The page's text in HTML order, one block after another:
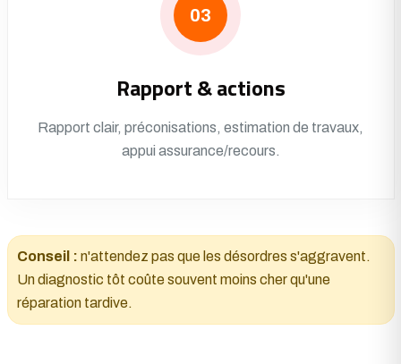
03
Rapport & actions
Rapport clair, préconisations, estimation de travaux,
appui assurance/recours.
Conseil : n'attendez pas que les désordres s'aggravent.
Un diagnostic tôt coûte souvent moins cher qu'une
réparation tardive.